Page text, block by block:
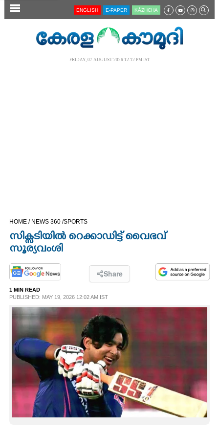
SECTIONS
OPINION
LIFESTYLE
SPIRITUAL
INFO+
ENGLISH E-PAPER KĀZHCHA
FRIDAY, 07 AUGUST 2026 12.12 PM IST
HOME / NEWS 360 /SPORTS
സിക്സടിയിൽ റെക്കാഡിട്ട് വൈഭവ്
സൂര്യവംശി
Share
1 MIN READ
PUBLISHED: MAY 19, 2026 12:02 AM IST